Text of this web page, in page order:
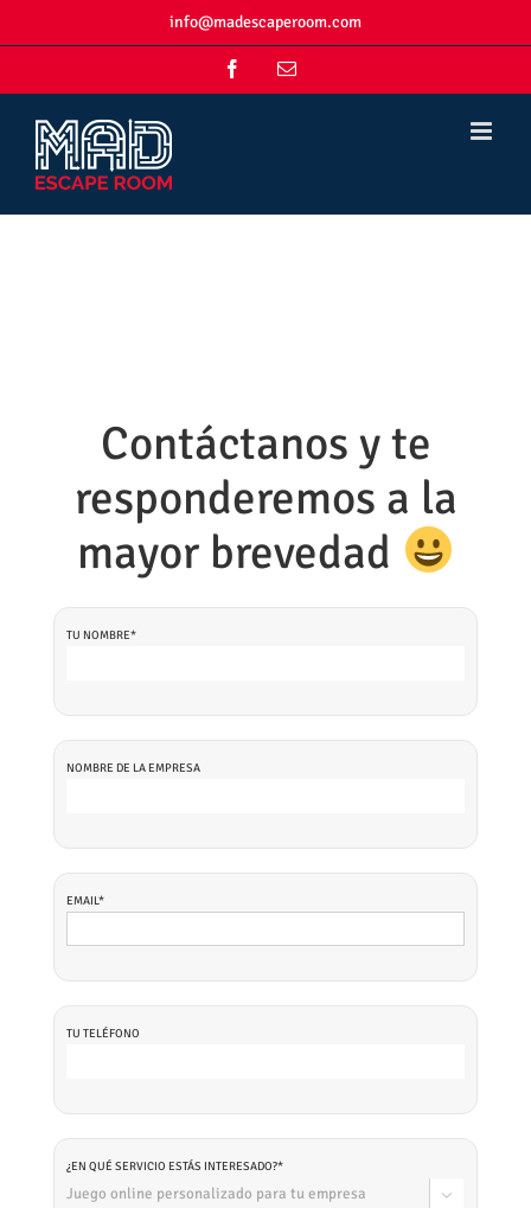
info@madescaperoom.com
FacebookCorreo
Contáctanos y te
responderemos a la
mayor brevedad
TU NOMBRE*
NOMBRE DE LA EMPRESA
EMAIL*
TU TELÉFONO
¿EN QUÉ SERVICIO ESTÁS INTERESADO?*
